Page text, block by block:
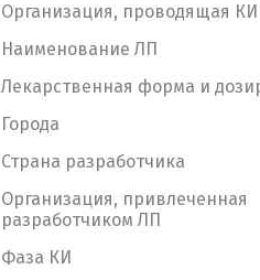
Организация, проводящая КИ
Наименование ЛП
Лекарственная форма и
Города
Страна разработчика
Организация, привлеченная
разработчиком ЛП
Фаза КИ